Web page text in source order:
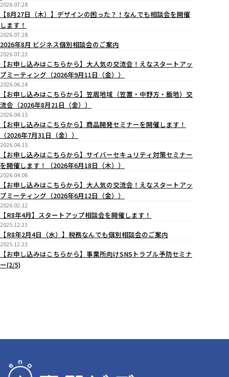
2026.07.28
【8月27日（木）】デザインの困った？！なんでも相談会を開催
します！
2026.07.28
2026年8月 ビジネス個別相談会のご案内
2026.07.23
【お申し込みはこちらから】大人気の交流会！えなスタートアッ
プミーティング（2026年9月11日（金））
2026.06.24
【お申し込みはこちらから】笠周地域（笠置・中野方・飯地）交
流会（2026年8月21日（金））
2026.04.15
【お申し込みはこちらから】商品開発セミナーを開催します！
（2026年7月31日（金））
2026.04.15
【お申し込みはこちらから】サイバーセキュリティ対策セミナー
を開催します！（2026年6月18日（木））
2026.04.06
【お申し込みはこちらから】大人気の交流会！えなスタートアッ
プミーティング（2026年6月12日（金））
2026.02.12
【R8年4月】スタートアップ相談会を開催します！
2025.12.23
【R8年2月4日（水）】税務なんでも個別相談会のご案内
2025.12.23
【お申し込みはこちらから】事業所向けSNSトラブル予防セミナ
ー(2/5)